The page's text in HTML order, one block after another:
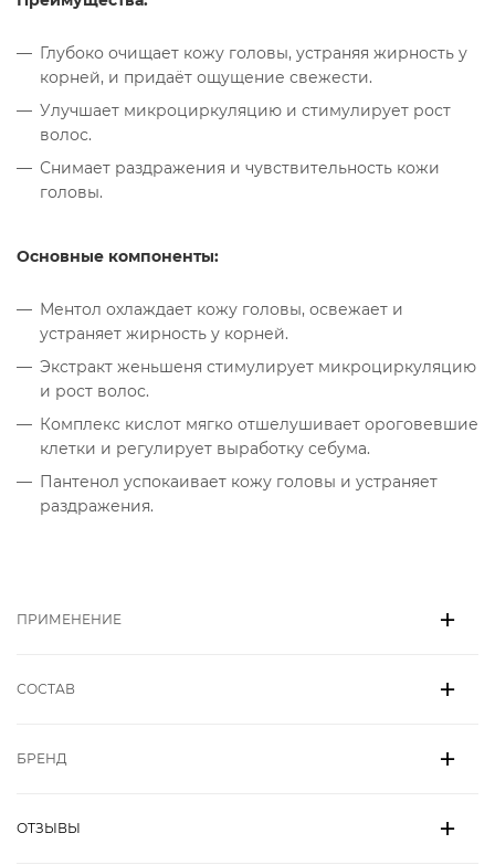
Глубоко очищает кожу головы, устраняя жирность у
корней, и придаёт ощущение свежести.
Улучшает микроциркуляцию и стимулирует рост
волос.
Снимает раздражения и чувствительность кожи
головы.
Основные компоненты:
Ментол охлаждает кожу головы, освежает и
устраняет жирность у корней.
Экстракт женьшеня стимулирует микроциркуляцию
и рост волос.
Комплекс кислот мягко отшелушивает ороговевшие
клетки и регулирует выработку себума.
Пантенол успокаивает кожу головы и устраняет
раздражения.
ПРИМЕНЕНИЕ
СОСТАВ
БРЕНД
ОТЗЫВЫ